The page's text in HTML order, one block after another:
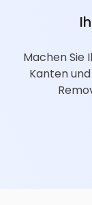
Machen Sie
Kanten